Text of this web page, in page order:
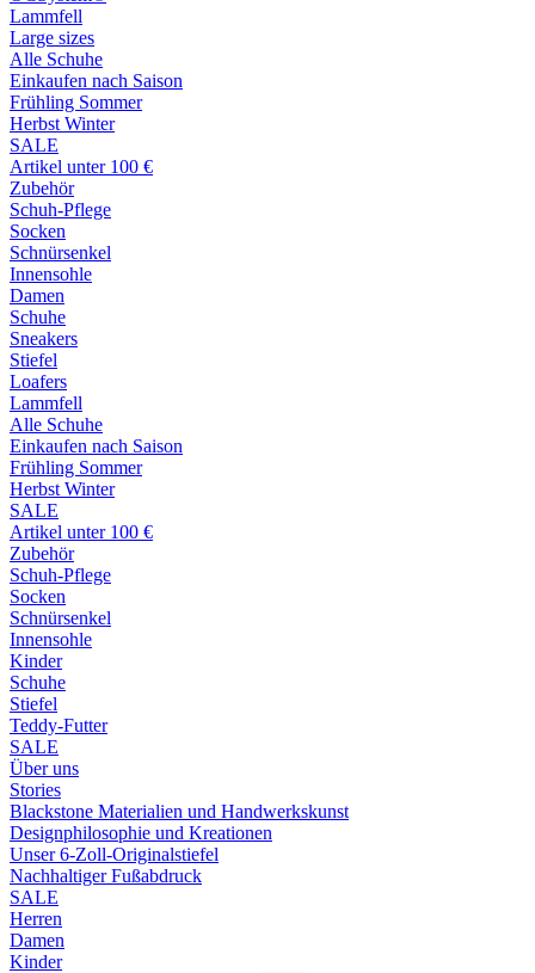
Lammfell
Large sizes
Alle Schuhe
Einkaufen nach Saison
Frühling Sommer
Herbst Winter
SALE
Artikel unter 100 €
Zubehör
Schuh-Pflege
Socken
Schnürsenkel
Innensohle
Damen
Schuhe
Sneakers
Stiefel
Loafers
Lammfell
Alle Schuhe
Einkaufen nach Saison
Frühling Sommer
Herbst Winter
SALE
Artikel unter 100 €
Zubehör
Schuh-Pflege
Socken
Schnürsenkel
Innensohle
Kinder
Schuhe
Stiefel
Teddy-Futter
SALE
Über uns
Stories
Blackstone Materialien und Handwerkskunst
Designphilosophie und Kreationen
Unser 6-Zoll-Originalstiefel
Nachhaltiger Fußabdruck
SALE
Herren
Damen
Kinder